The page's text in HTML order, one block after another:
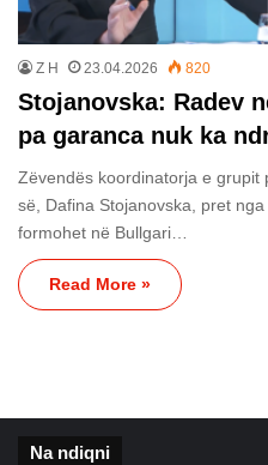
Z H 23.04.2026 820
Stojanovska: Radev
pa garanca nuk ka
Zëvendës koordinatorja e grupit
së, Dafina Stojanovska, pret
formohet në Bullgari…
Read More »
Na ndiqni